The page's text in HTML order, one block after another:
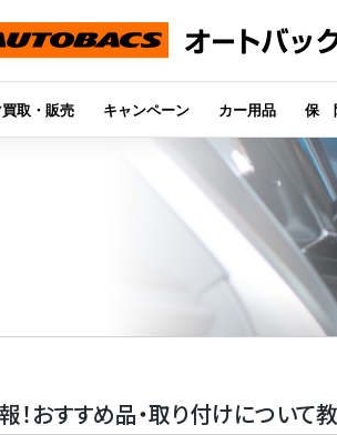
取・販売 キャンペーン カー用品 保
おすすめ品・取り付けについて